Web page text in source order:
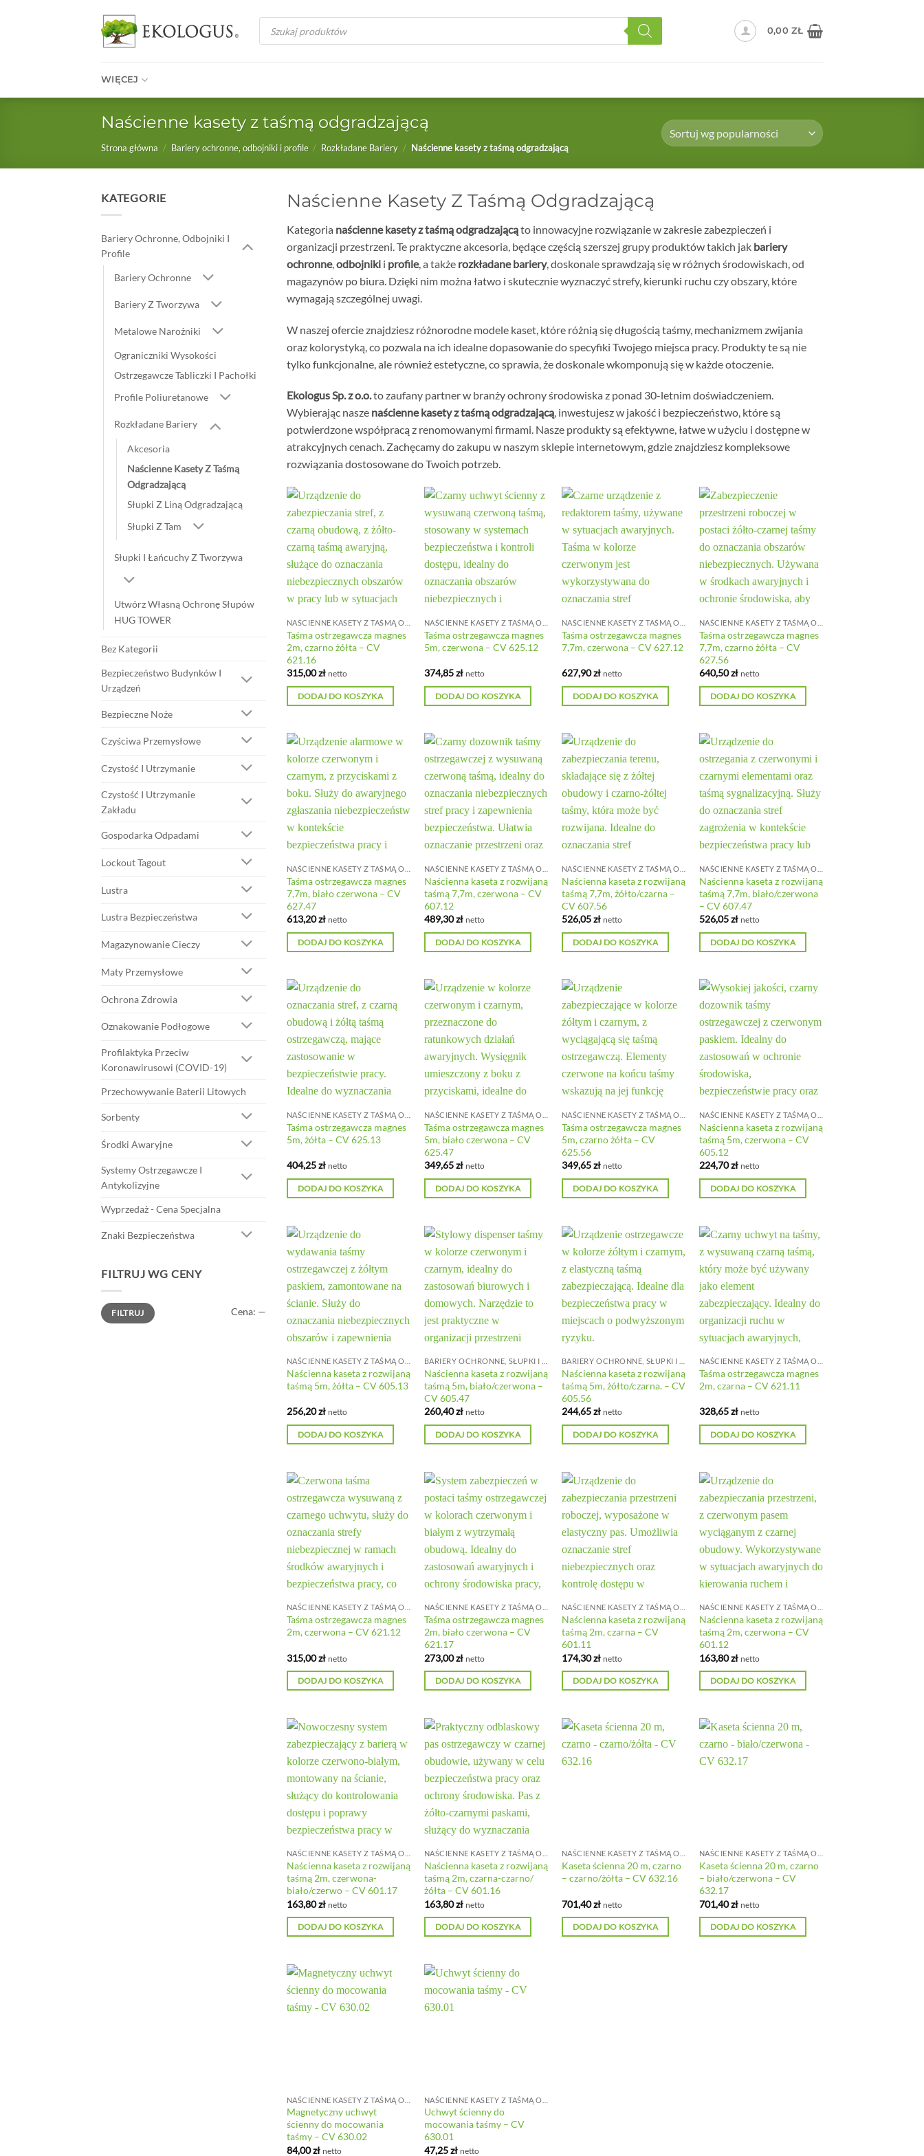
Wyszukiwarka
produktów
0,00ZŁ
WIĘCEJ
Naścienne kasety z taśmą odgradzającą
Strona główna / Bariery ochronne, odbojniki i profile / Rozkładane Bariery / Naścienne kasety z taśmą odgradzającą
KATEGORIE
Bariery Ochronne, Odbojniki I
Profile
Bariery Ochronne
Bariery Z Tworzywa
Metalowe Narożniki
Ograniczniki Wysokości
Ostrzegawcze Tabliczki I Pachołki
Profile Poliuretanowe
Rozkładane Bariery
Akcesoria
Naścienne Kasety Z Taśmą
Odgradzającą
Słupki Z Liną Odgradzającą
Słupki Z Tam
Słupki I Łańcuchy Z Tworzywa
Utwórz Własną Ochronę Słupów
HUG TOWER
Bez Kategorii
Bezpieczeństwo Budynków I
Urządzeń
Bezpieczne Noże
Czyściwa Przemysłowe
Czystość I Utrzymanie
Czystość I Utrzymanie
Zakładu
Gospodarka Odpadami
Lockout Tagout
Lustra
Lustra Bezpieczeństwa
Magazynowanie Cieczy
Maty Przemysłowe
Ochrona Zdrowia
Oznakowanie Podłogowe
Profilaktyka Przeciw
Koronawirusowi (COVID-19)
Przechowywanie Baterii Litowych
Sorbenty
Środki Awaryjne
Systemy Ostrzegawcze I
Antykolizyjne
Wyprzedaż - Cena Specjalna
Znaki Bezpieczeństwa
FILTRUJ WG CENY
Cena
min
Cena
maxFILTRUJ Cena: —
Naścienne Kasety Z Taśmą Odgradzającą
Kategoria naścienne kasety z taśmą odgradzającąto innowacyjne rozwiązanie w zakresie zabezpieczeń i
organizacji przestrzeni. Te praktyczne akcesoria, będące częścią szerszej grupy produktów takich jak bariery
ochronne, odbojniki i profile, a także rozkładane bariery, doskonale sprawdzają się w różnych środowiskach, od
magazynów po biura. Dzięki nim można łatwo i skutecznie wyznaczyć strefy, kierunki ruchu czy obszary, które
wymagają szczególnej uwagi.
W naszej ofercie znajdziesz różnorodne modele kaset, które różnią się długością taśmy, mechanizmem zwijania
oraz kolorystyką, co pozwala na ich idealne dopasowanie do specyfiki Twojego miejsca pracy. Produkty te są nie
tylko funkcjonalne, ale również estetyczne, co sprawia, że doskonale wkomponują się w każde otoczenie.
Ekologus Sp. z o.o.to zaufany partner w branży ochrony środowiska z ponad 30-letnim doświadczeniem.
Wybierając nasze naścienne kasety z taśmą odgradzającą, inwestujesz w jakość i bezpieczeństwo, które są
potwierdzone współpracą z renomowanymi firmami. Nasze produkty są efektywne, łatwe w użyciu i dostępne w
atrakcyjnych cenach. Zachęcamy do zakupu w naszym sklepie internetowym, gdzie znajdziesz kompleksowe
rozwiązania dostosowane do Twoich potrzeb.
Taśma ostrzegawcza magnes
2m, czarno żółta – CV
621.16
315,00zł netto
DODAJ DO KOSZYKA
Taśma ostrzegawcza magnes
5m, czerwona – CV 625.12
374,85zł netto
DODAJ DO KOSZYKA
Taśma ostrzegawcza magnes
7,7m, czerwona – CV 627.12
627,90zł netto
DODAJ DO KOSZYKA
Taśma ostrzegawcza magnes
7,7m, czarno żółta – CV
627.56
640,50zł netto
DODAJ DO KOSZYKA
Taśma ostrzegawcza magnes
7,7m, biało czerwona – CV
627.47
613,20zł netto
DODAJ DO KOSZYKA
Naścienna kaseta z rozwijaną
taśmą 7,7m, czerwona – CV
607.12
489,30zł netto
DODAJ DO KOSZYKA
Naścienna kaseta z rozwijaną
taśmą 7,7m, żółto/czarna –
CV 607.56
526,05zł netto
DODAJ DO KOSZYKA
Naścienna kaseta z rozwijaną
taśmą 7,7m, biało/czerwona
– CV 607.47
526,05zł netto
DODAJ DO KOSZYKA
Taśma ostrzegawcza magnes
5m, żółta – CV 625.13
404,25zł netto
DODAJ DO KOSZYKA
Taśma ostrzegawcza magnes
5m, biało czerwona – CV
625.47
349,65zł netto
DODAJ DO KOSZYKA
Taśma ostrzegawcza magnes
5m, czarno żółta – CV
625.56
349,65zł netto
DODAJ DO KOSZYKA
Naścienna kaseta z rozwijaną
taśmą 5m, czerwona – CV
605.12
224,70zł netto
DODAJ DO KOSZYKA
Naścienna kaseta z rozwijaną
taśmą 5m, żółta – CV 605.13
256,20zł netto
DODAJ DO KOSZYKA
Naścienna kaseta z rozwijaną
taśmą 5m, biało/czerwona –
CV 605.47
260,40zł netto
DODAJ DO KOSZYKA
Naścienna kaseta z rozwijaną
taśmą 5m, żółto/czarna. – CV
605.56
244,65zł netto
DODAJ DO KOSZYKA
Taśma ostrzegawcza magnes
2m, czarna – CV 621.11
328,65zł netto
DODAJ DO KOSZYKA
Taśma ostrzegawcza magnes
2m, czerwona – CV 621.12
315,00zł netto
DODAJ DO KOSZYKA
Taśma ostrzegawcza magnes
2m, biało czerwona – CV
621.17
273,00zł netto
DODAJ DO KOSZYKA
Naścienna kaseta z rozwijaną
taśmą 2m, czarna – CV
601.11
174,30zł netto
DODAJ DO KOSZYKA
Naścienna kaseta z rozwijaną
taśmą 2m, czerwona – CV
601.12
163,80zł netto
DODAJ DO KOSZYKA
Naścienna kaseta z rozwijaną
taśmą 2m, czerwona-
biało/czerwo – CV 601.17
163,80zł netto
DODAJ DO KOSZYKA
Naścienna kaseta z rozwijaną
taśmą 2m, czarna-czarno/
żółta – CV 601.16
163,80zł netto
DODAJ DO KOSZYKA
Kaseta ścienna 20 m, czarno
– czarno/żółta – CV 632.16
701,40zł netto
DODAJ DO KOSZYKA
Kaseta ścienna 20 m, czarno
– biało/czerwona – CV
632.17
701,40zł netto
DODAJ DO KOSZYKA
Magnetyczny uchwyt
ścienny do mocowania
taśmy – CV 630.02
84,00zł netto
Uchwyt ścienny do
mocowania taśmy – CV
630.01
47,25zł netto